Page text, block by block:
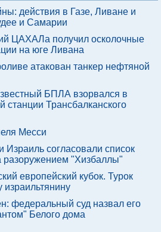
действия в Газе, Ливане и
и Самарии
ЦАХАЛа получил осколочные
на юге Ливана
атакован танкер нефтяной
БПЛА взорвался в
станции Трансбалканского
Месси
Израиль согласовали список
разоружением "Хизбаллы"
европейский кубок. Турок
израильтянину
федеральный суд назвал его
Белого дома